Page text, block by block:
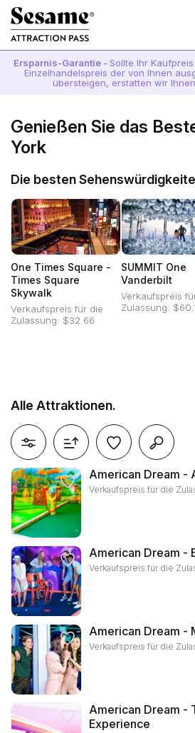
Ersparnis-Garantie - Sollte Ihr
Einzelhandelspreis der von Ihnen
übersteigen, erstatten wir
Genießen Sie das
York
Die besten
One Times Square -
Times Square
Skywalk
Verkaufspreis für die
Zulassung: $32.66
SUMMIT One
Vanderbilt
Verkaufspreis
Zulassung:
Alle Attraktionen.
American Dream -
Verkaufspreis für die
American Dream -
Verkaufspreis für die
American Dream -
Verkaufspreis für die
American Dream -
Experience